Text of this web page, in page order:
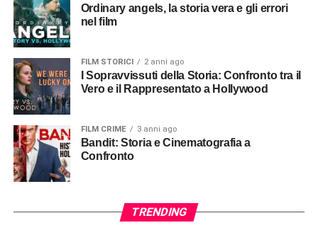
Ordinary angels, la storia vera e gli errori
nel film
FILM STORICI 2 anni ago
Vero e il Rappresentato a Hollywood
FILM CRIME 3 anni ago
Bandit: Storia e Cinematografia a
Confronto
TRENDING